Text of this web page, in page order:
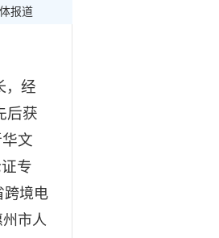
报道
经
后获
文
专
跨境电
市人